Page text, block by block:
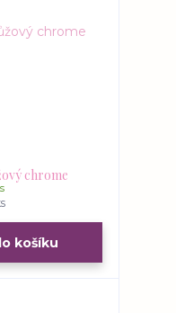
chrome
košíku